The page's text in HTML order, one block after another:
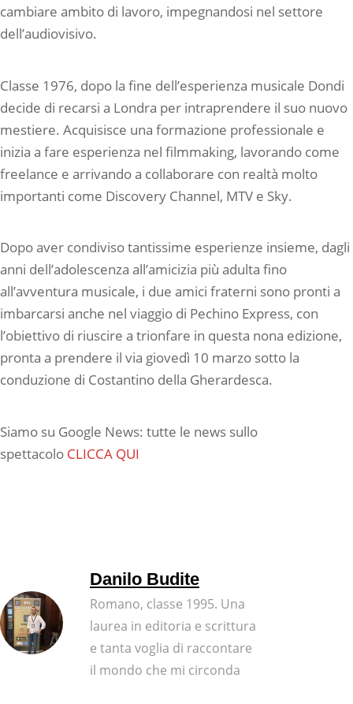
cambiare ambito di lavoro, impegnandosi nel settore
dell’audiovisivo.
Classe 1976, dopo la fine dell’esperienza musicale Dondi
decide di recarsi a Londra per intraprendere il suo nuovo
mestiere. Acquisisce una formazione professionale e
inizia a fare esperienza nel filmmaking, lavorando come
freelance e arrivando a collaborare con realtà molto
importanti come Discovery Channel, MTV e Sky.
Dopo aver condiviso tantissime esperienze insieme, dagli
anni dell’adolescenza all’amicizia più adulta fino
all’avventura musicale, i due amici fraterni sono pronti a
imbarcarsi anche nel viaggio di Pechino Express, con
l’obiettivo di riuscire a trionfare in questa nona edizione,
pronta a prendere il via giovedì 10 marzo sotto la
conduzione di Costantino della Gherardesca.
Siamo su Google News: tutte le news sullo
spettacolo CLICCA QUI
Danilo Budite
Romano, classe 1995. Una
laurea in editoria e scrittura
e tanta voglia di raccontare
il mondo che mi circonda